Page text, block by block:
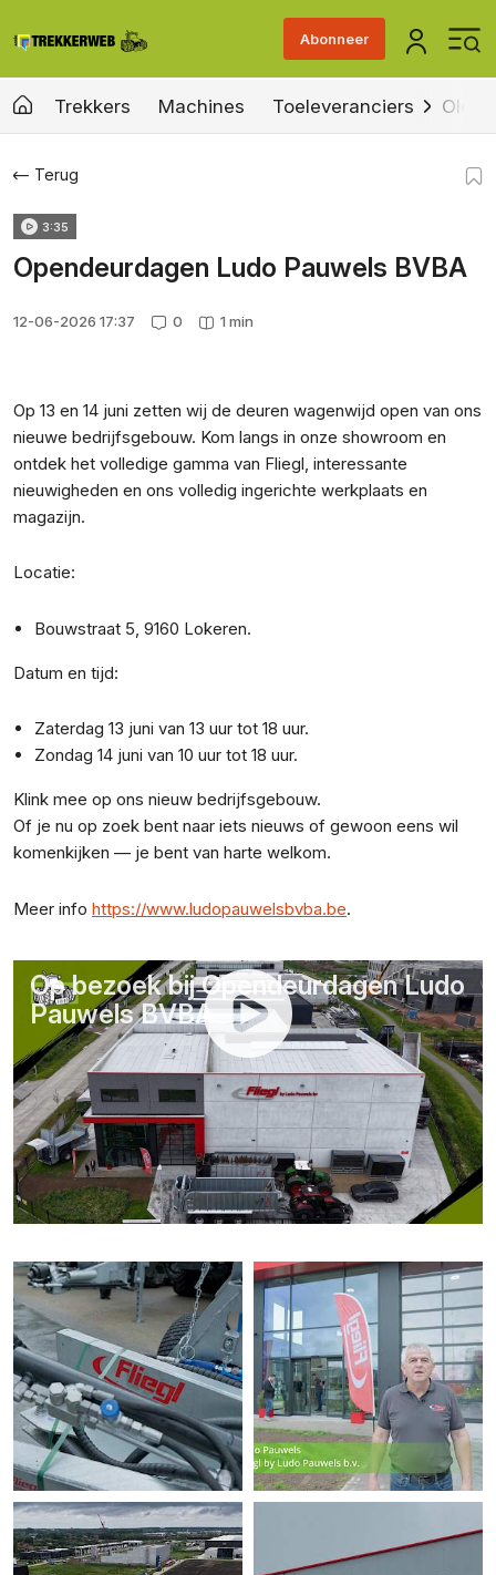
Abonneer
Trekkers Machines Toeleveranciers Old &
Terug
3:35
Opendeurdagen Ludo Pauwels BVBA
12-06-2026 17:37 0 1 min
Op 13 en 14 juni zetten wij de deuren wagenwijd open van ons
nieuwe bedrijfsgebouw. Kom langs in onze showroom en
ontdek het volledige gamma van Fliegl, interessante
nieuwigheden en ons volledig ingerichte werkplaats en
magazijn.
Locatie:
Bouwstraat 5, 9160 Lokeren.
Datum en tijd:
Zaterdag 13 juni van 13 uur tot 18 uur.
Zondag 14 juni van 10 uur tot 18 uur.
Klink mee op ons nieuw bedrijfsgebouw.
Of je nu op zoek bent naar iets nieuws of gewoon eens wil
komenkijken — je bent van harte welkom.
Meer info https://www.ludopauwelsbvba.be.
Op bezoek bij Opendeurdagen Ludo
Pauwels BVBA